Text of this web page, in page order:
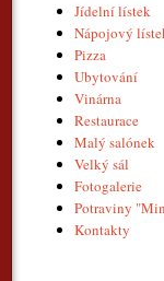
Jídelní lístek
Nápojový
Pizza
Ubytování
Vinárna
Restaurace
Malý salónek
Velký sál
Fotogalerie
Potraviny
Kontakty